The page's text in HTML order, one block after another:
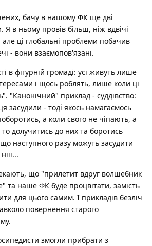
бачу в нашому ФК ще дві
Я в ньому провів більш, ніж вдвічі
ці глобальні проблеми побачив
- вони взаємопов'язані.
в фігурній громаді: усі живуть лише
і щось роблять, лише коли ці
"Канонічний" приклад - суддівство:
засудили - тоді якось намагаємось
а коли свого не чіпають, а
долучитись до них та боротись
наступного разу можуть засудити
що "прилетит вдруг волшебник
та наше ФК буде процвітати, замість
для цього самим. І прикладів безліч
повернення старого
змогли прибрати з